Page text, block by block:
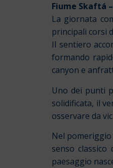
Fiume Skaftá
La giornata
principali corsi
Il sentiero
formando
canyon e
Uno dei punti
solidificata, il
osservare da
Nel
senso
paesaggio